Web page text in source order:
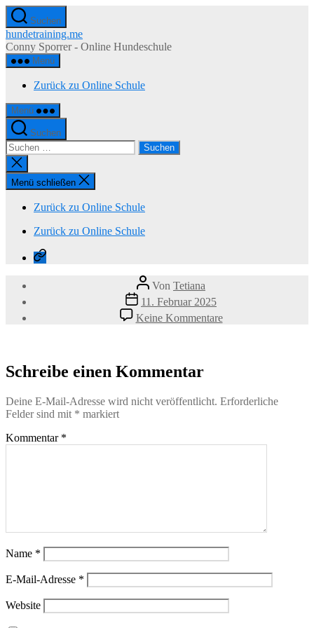
Zum
Inhalt
springen
Suchen
hundetraining.me
Conny Sporrer - Online Hundeschule
Menü
Zurück zu Online Schule
Menü
Suchen
Suchen
nach:
Suche
schließen
Menü schließen
Zurück zu Online Schule
Zurück zu Online Schule
Zurück
zu
Beitragsautor
Von Tetiana
Veröffentlichungsdatum
11. Februar 2025
Keine Kommentarezu
Schreibe einen Kommentar
Deine E-Mail-Adresse wird nicht veröffentlicht. Erforderliche
Felder sind mit * markiert
Kommentar *
Name *
E-Mail-Adresse *
Website